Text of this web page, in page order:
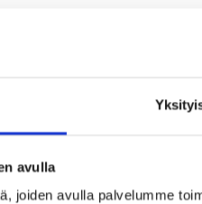
avulla
joiden avulla palvelumme